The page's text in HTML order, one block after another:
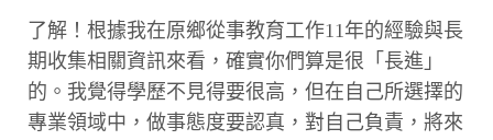
了解！根據我在原鄉從事教育工作11年的經驗與長
期收集相關資訊來看，確實你們算是很「長進」
的。我覺得學歷不見得要很高，但在自己所選擇的
專業領域中，做事態度要認真，對自己負責，將來